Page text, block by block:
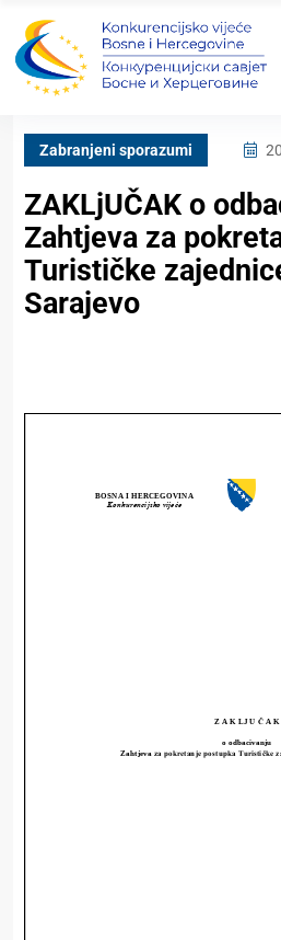
Zabranjeni sporazumi
ZAKLjUČAK o
Zahtjeva za
Turističke
Sarajevo